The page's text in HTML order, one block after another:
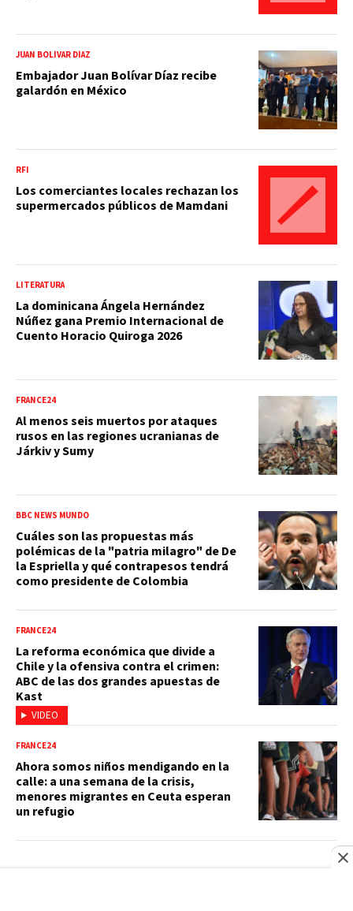
JUAN BOLÍVAR DÍAZ
Embajador Juan Bolívar Díaz recibe
galardón en México
RFI
Los comerciantes locales rechazan los
supermercados públicos de Mamdani
LITERATURA
La dominicana Ángela Hernández
Núñez gana Premio Internacional de
Cuento Horacio Quiroga 2026
FRANCE24
Al menos seis muertos por ataques
rusos en las regiones ucranianas de
Járkiv y Sumy
BBC NEWS MUNDO
Cuáles son las propuestas más
polémicas de la "patria milagro" de De
la Espriella y qué contrapesos tendrá
como presidente de Colombia
VIDEO
FRANCE24
La reforma económica que divide a
Chile y la ofensiva contra el crimen:
ABC de las dos grandes apuestas de
Kast
FRANCE24
Ahora somos niños mendigando en la
calle: a una semana de la crisis,
menores migrantes en Ceuta esperan
un refugio